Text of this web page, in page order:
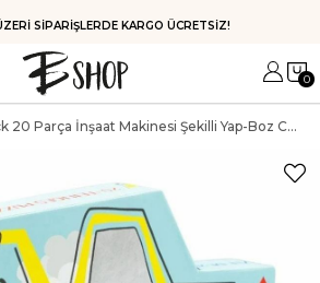
HIZLI KARGO
0
Floss & Rock 20 Parça İnşaat Makinesi Şekilli Yap-Boz Construction